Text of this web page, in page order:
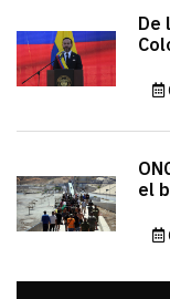
De
el